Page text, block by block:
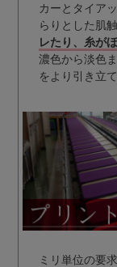
カーとタイア
らりとした肌
レたり、糸が
濃色から淡色
をより引き立て
ミリ単位の要